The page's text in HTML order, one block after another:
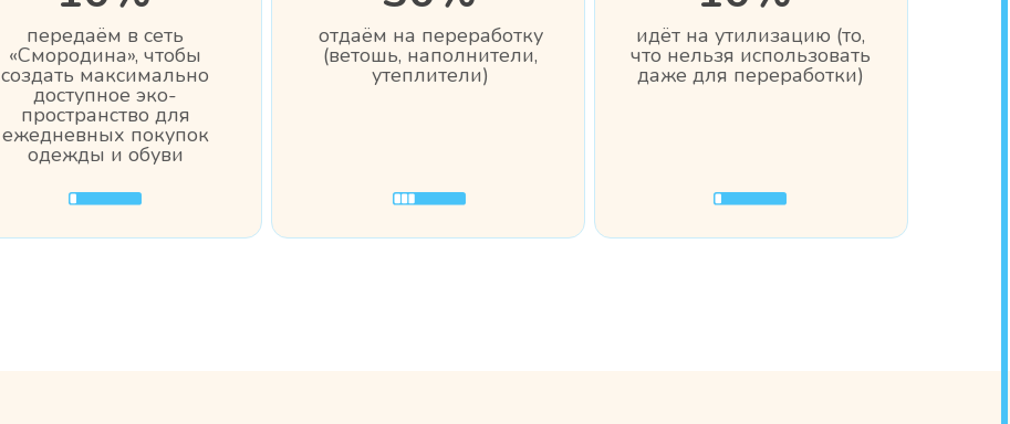
отдаём на переработку
(ветошь, наполнители,
утеплители)
идёт на утилизацию (то,
что нельзя использовать
даже для переработки)
передаём в сеть
«Смородина», чтобы
создать максимально
доступное эко-
пространство для
ежедневных покупок
одежды и обуви